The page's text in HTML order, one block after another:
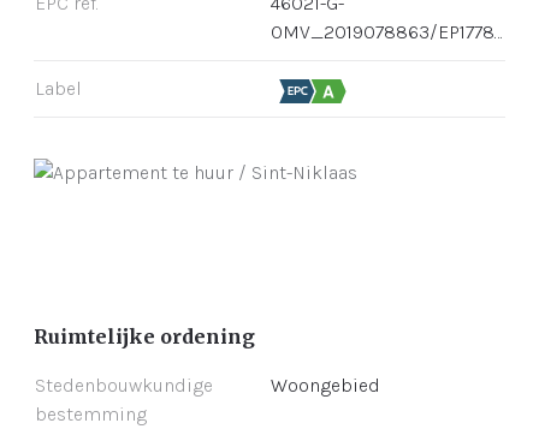
OMV_2019078863/EP17788/A001/D01/SD001
Label
Ruimtelijke ordening
Stedenbouwkundige
bestemming
Woongebied